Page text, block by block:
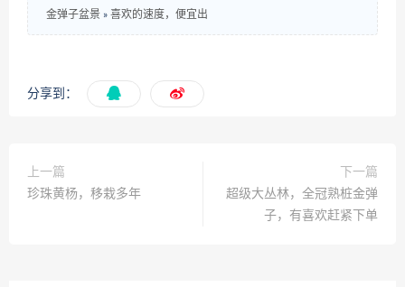
金弹子盆景 » 喜欢的速度，便宜出
分享到：
上一篇
珍珠黄杨，移栽多年
下一篇
超级大丛林，全冠熟桩金弹
子，有喜欢赶紧下单